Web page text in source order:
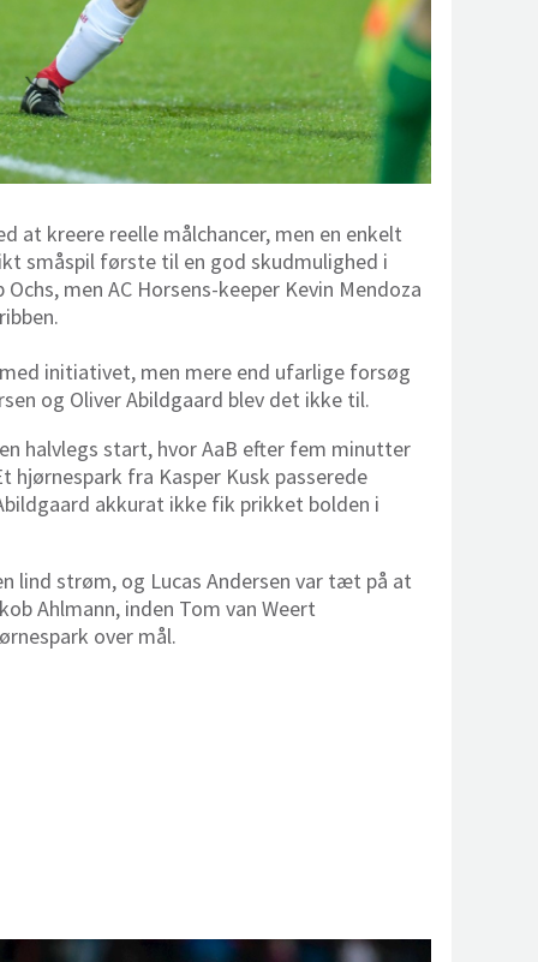
at kreere reelle målchancer, men en enkelt
småspil første til en god skudmulighed i
men AC Horsens-keeper Kevin Mendoza
initiativet, men mere end ufarlige forsøg
og Oliver Abildgaard blev det ikke til.
halvlegs start, hvor AaB efter fem minutter
hjørnespark fra Kasper Kusk passerede
akkurat ikke fik prikket bolden i
lind strøm, og Lucas Andersen var tæt på at
Ahlmann, inden Tom van Weert
over mål.